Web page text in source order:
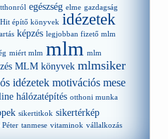
egészség elme gazdagság
Hit építő könyvek idézetek
képzés legjobban fizető mlm
miért mlm mlm mlm
MLM könyvek mlmsiker
idézetek motivációs mese
hálózatépítés otthoni munka
sikertitkok sikertérkép
Péter tanmese vitaminok vállalkozás